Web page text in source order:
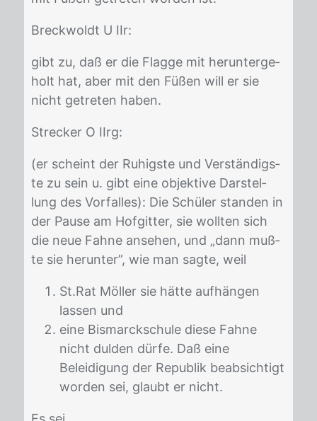
Breck­woldt U IIr:
gibt zu, daß er die Flag­ge mit her­un­ter­ge­
holt hat, aber mit den Fü­ßen will er sie
nicht ge­tre­ten ha­ben.
Stre­cker O IIrg:
(er scheint der Ru­higs­te und Ver­stän­digs­
te zu sein u. gibt eine ob­jek­ti­ve Dar­stel­
lung des Vor­fal­les): Die Schü­ler stan­den in
der Pau­se am Hof­git­ter, sie woll­ten sich
die neue Fah­ne an­se­hen, und „dann muß­
te sie her­un­ter”, wie man sag­te, weil
St.Rat Möller sie hätte aufhängen
lassen und
eine Bismarckschule diese Fahne
nicht dulden dürfe. Daß eine
Beleidigung der Republik beabsichtigt
worden sei, glaubt er nicht.